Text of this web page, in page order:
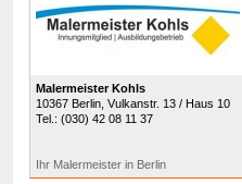
Malermeister Kohls
10367 Berlin, Vulkanstr. 13 / Haus 10
Tel.: (030) 42 08 11 37
Ihr Malermeister in Berlin